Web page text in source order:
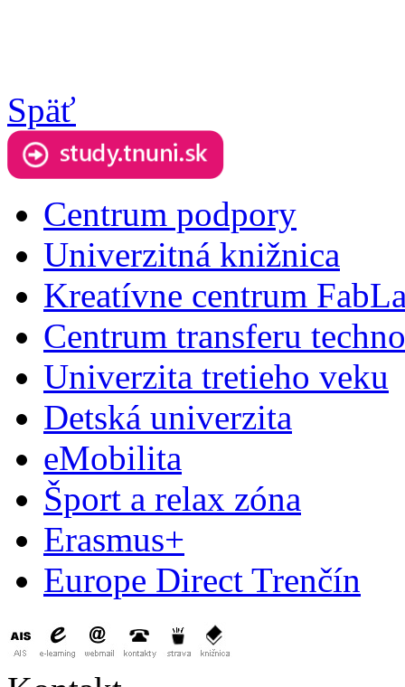
Späť
Centrum podpory
Univerzitná knižnica
Kreatívne centrum
Centrum transferu
Univerzita tretieho veku
Detská univerzita
eMobilita
Šport a relax zóna
Erasmus+
Europe Direct Trenčín